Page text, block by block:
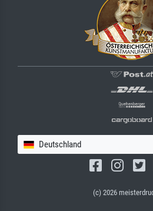
Deutschland
(c) 2026